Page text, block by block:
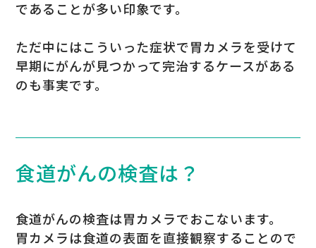
であることが多い印象です。
ただ中にはこういった症状で胃カメラを受けて
早期にがんが見つかって完治するケースがある
のも事実です。
食道がんの検査は？
食道がんの検査は胃カメラでおこないます。
胃カメラは食道の表面を直接観察することので